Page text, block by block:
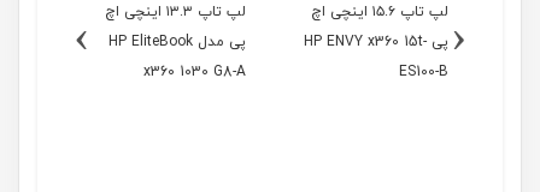
لپ تاپ ۱۵.۶ اینچی اچ
پی HP ENVY x360 15t-
ES100-B
لپ تاپ ۱۳.۳ اینچی اچ
پی مدل HP EliteBook
x360 1030 G8-A
‹
›